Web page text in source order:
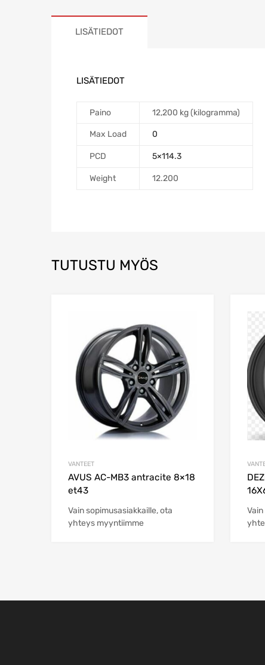
LISÄTIEDOT
LISÄTIEDOT
Paino 12,200 kg (kilogramma)
Max Load 0
PCD 5×114.3
Weight 12.200
TUTUSTU MYÖS
VANTEET
AVUS AC-MB3 antracite 8×18
et43
Vain sopimusasiakkaille, ota
yhteys myyntiimme